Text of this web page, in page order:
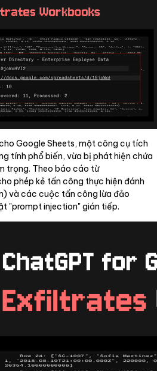
Google Sheets, một công cụ tích
tính phổ biến, vừa bị phát hiện chứa
trọng. Theo báo cáo từ
phép kẻ tấn công thực hiện đánh
và các cuộc tấn công lừa đảo
"prompt injection" gián tiếp.